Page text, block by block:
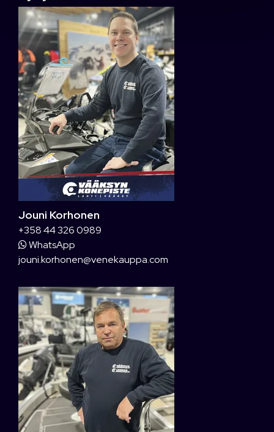
Jouni Korhonen
+358 44 326 0989
WhatsApp
jouni.korhonen@venekauppa.com